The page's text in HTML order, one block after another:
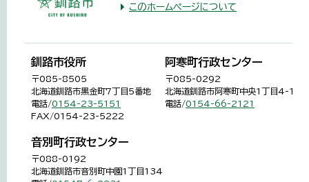
このホームページについて
釧路市役所
〒085-8505
北海道釧路市黒金町7丁目5番地
電話/0154-23-5151
FAX/0154-23-5222
阿寒町行政センター
〒085-0292
北海道釧路市阿寒町中央1丁目4-1
電話/0154-66-2121
音別町行政センター
〒088-0192
北海道釧路市音別町中園1丁目134